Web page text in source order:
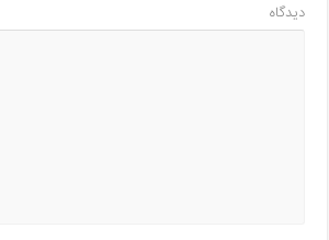
دیدگاه